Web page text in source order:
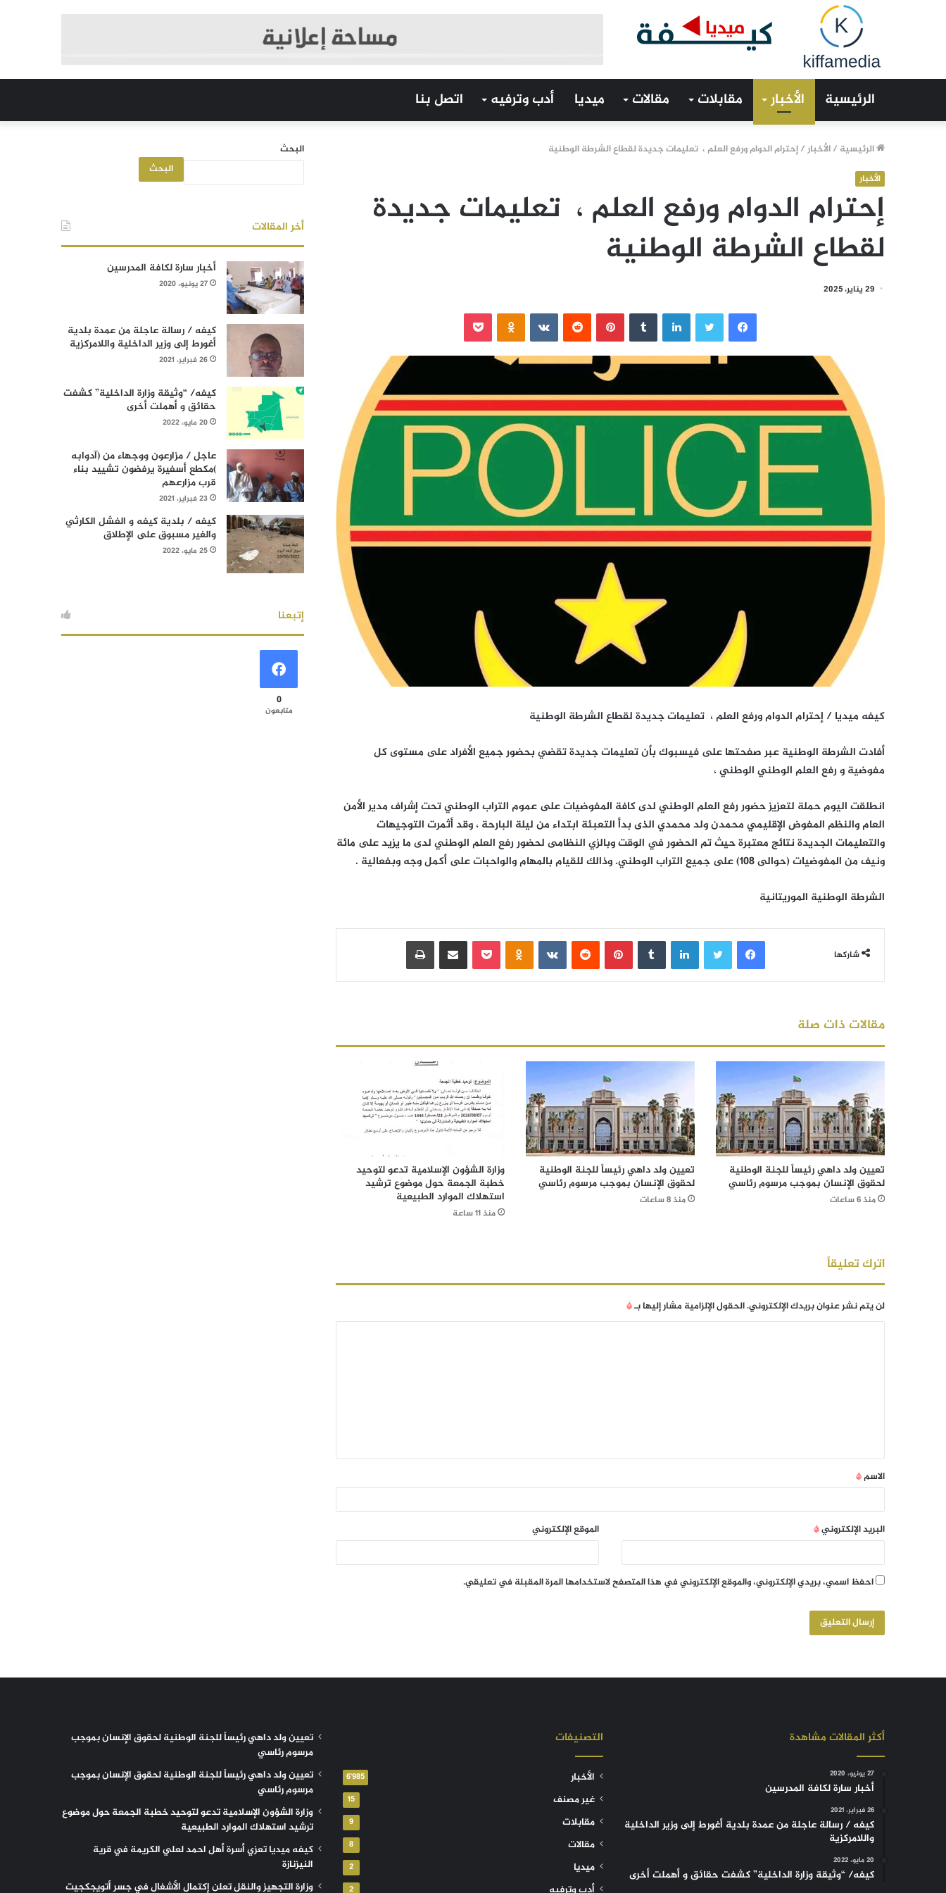
الرئيسية الأخبار مقابلات مقالات ميديا أدب وترفيه اتصل بنا
الرئيسية /الأخبار/إحترام الدوام ورفع العلم ، تعليمات جديدة لقطاع الشرطة الوطنية
الأخبار
إحترام الدوام ورفع العلم ، تعليمات جديدة
لقطاع الشرطة الوطنية
29 يناير، 2025
فيسبوك لينكدإن بينتيريست
كيفه ميديا / إحترام الدوام ورفع العلم ، تعليمات جديدة لقطاع الشرطة الوطنية
أفادت الشرطة الوطنية عبر صفحتها على فيسبوك بأن تعليمات جديدة تقضي بحضور جميع الأفراد على مستوى كل
مفوضية و رفع العلم الوطني الوطني ،
انطلقت اليوم حملة لتعزيز حضور رفع العلم الوطني لدى كافة المفوضيات على عموم التراب الوطني تحت إشراف مدير الأمن
العام والنظم المفوض الإقليمي محمدن ولد محمدي الذى بدأ التعبئة ابتداء من ليلة البارحة ، وقد أثمرت التوجيهات
والتعليمات الجديدة نتائج معتبرة حيث تم الحضور في الوقت وبالزي النظامى لحضور رفع العلم الوطني لدى ما يزيد على مائة
ونيف من المفوضيات (حوالى 108) على جميع التراب الوطني. وذالك للقيام بالمهام والواحبات على أكمل وجه وبفعالية .
الشرطة الوطنية الموريتانية
شاركها
فيسبوك لينكدإن بينتيريست بوكيت مشاركة عبر البريد
مقالات ذات صلة
تعيين ولد داهي رئيساً للجنة الوطنية
لحقوق الإنسان بموجب مرسوم رئاسي
منذ 6 ساعات
تعيين ولد داهي رئيساً للجنة الوطنية
لحقوق الإنسان بموجب مرسوم رئاسي
منذ 8 ساعات
وزارة الشؤون الإسلامية تدعو لتوحيد
خطبة الجمعة حول موضوع ترشيد
استهلاك الموارد الطبيعية
منذ 11 ساعة
اترك تعليقاً
لن يتم نشر عنوان بريدك الإلكتروني.الحقول الإلزامية مشار إليها بـ*
الاسم*
البريد الإلكتروني* الموقع الإلكتروني
احفظ اسمي، بريدي الإلكتروني، والموقع الإلكتروني في هذا المتصفح لاستخدامها المرة المقبلة في تعليقي.
البحث
البحث
أخر المقالات
أخبار سارة لكافة المدرسين
27 يونيو، 2020
كيفه / رسالة عاجلة من عمدة بلدية
أغورط إلى وزير الداخلية واللامركزية
26 فبراير، 2021
كيفه/ “وثيقة وزارة الداخلية” كشفت
حقائق و أهملت أخرى
20 مايو، 2022
عاجل / مزارعون ووجهاء من (آدوابه
)مكطع أسفيرة يرفضون تشييد بناء
قرب مزارعهم
23 فبراير، 2021
كيفه / بلدية كيفه و الفشل الكارثي
والغير مسبوق على الإطلاق
25 مايو، 2022
إتبعنا
0
متابعون
أكثر المقالات مشاهدة
27 يونيو، 2020
أخبار سارة لكافة المدرسين
26 فبراير، 2021
كيفه / رسالة عاجلة من عمدة بلدية أغورط إلى وزير الداخلية
واللامركزية
20 مايو، 2022
كيفه/ “وثيقة وزارة الداخلية” كشفت حقائق و أهملت أخرى
التصنيفات
الأخبار 6٬985
غير مصنف 15
مقابلات 9
مقالات 8
ميديا 2
2
تعيين ولد داهي رئيساً للجنة الوطنية لحقوق الإنسان بموجب
مرسوم رئاسي
تعيين ولد داهي رئيساً للجنة الوطنية لحقوق الإنسان بموجب
مرسوم رئاسي
وزارة الشؤون الإسلامية تدعو لتوحيد خطبة الجمعة حول موضوع
ترشيد استهلاك الموارد الطبيعية
كيفه ميديا تعزي أسرة أهل احمد لعلي الكريمة في قرية
النيزنازة
وزارة التجهيز والنقل تعلن إكتمال الأشغال في جسر أتويجكجيت